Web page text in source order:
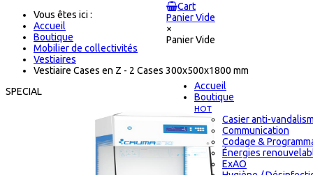
Cart
Panier Vide
×
Panier Vide
Accueil
Boutique
HOT
Casier anti-
Communication
Codage &
Énergies
ExAO
Vous êtes ici :
Accueil
Boutique
Mobilier de collectivités
Vestiaires
Vestiaire Cases en Z - 2 Cases 300x500x1800 mm
SPECIAL